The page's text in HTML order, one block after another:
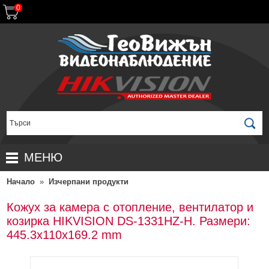
0
МЕНЮ
НАЧАЛО
ПРОДУКТИ
ПРОМОЦИИ
ЗА ДИСТРИБУТОРИ
Начало » Изчерпани продукти
Кожух за камера с отопление, вентилатор и
козирка HIKVISION DS-1331HZ-H. Размери:
445.3x110x169.2 mm